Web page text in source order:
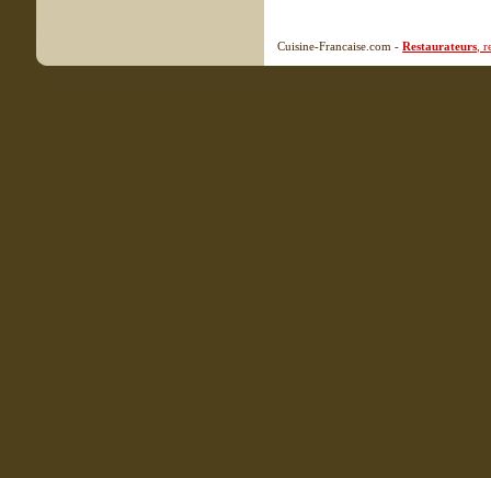
Cuisine-Francaise.com - Restaurateurs ,